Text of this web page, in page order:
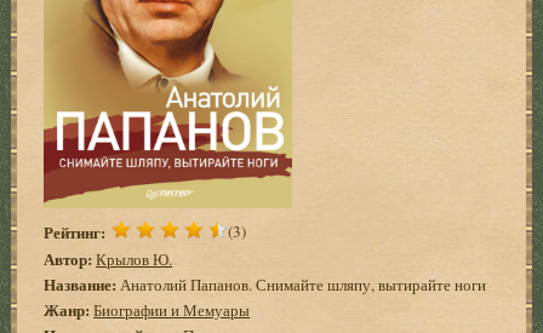
Рейтинг: (3)
Автор:Крылов Ю.
Название: Анатолий Папанов. Снимайте шляпу, вытирайте ноги
Жанр: Биографии и Мемуары